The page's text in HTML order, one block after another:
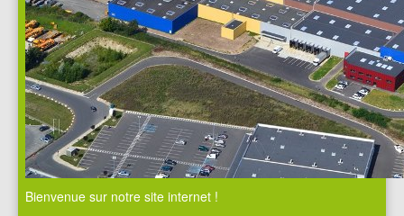
Bienvenue sur notre site internet !